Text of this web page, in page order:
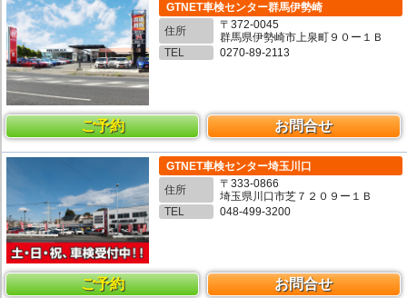
GTNET車検センター群馬伊勢崎
住所
〒372-0045
群馬県伊勢崎市上泉町９０ー１Ｂ
TEL
0270-89-2113
ご予約 お問合せ
GTNET車検センター埼玉川口
住所
〒333-0866
埼玉県川口市芝７２０９ー１Ｂ
TEL
048-499-3200
ご予約 お問合せ